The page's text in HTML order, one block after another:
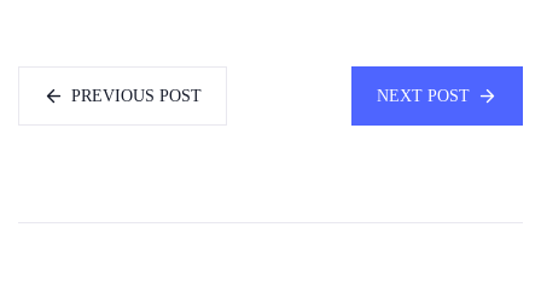
PREVIOUS POST NEXT POST